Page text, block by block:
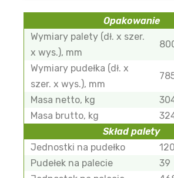
Opakowanie
Wymiary palety (dł. x szer.
x wys.), mm
Wymiary pudełka (dł. x
szer. x wys.), mm
Masa netto, kg
Masa brutto, kg
Skład palety
Jednostki na pudełko
120
Pudełek na palecie
39